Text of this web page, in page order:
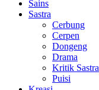
Sains
Sastra
Cerbung
Cerpen
Dongeng
Drama
Kritik Sastra
Puisi